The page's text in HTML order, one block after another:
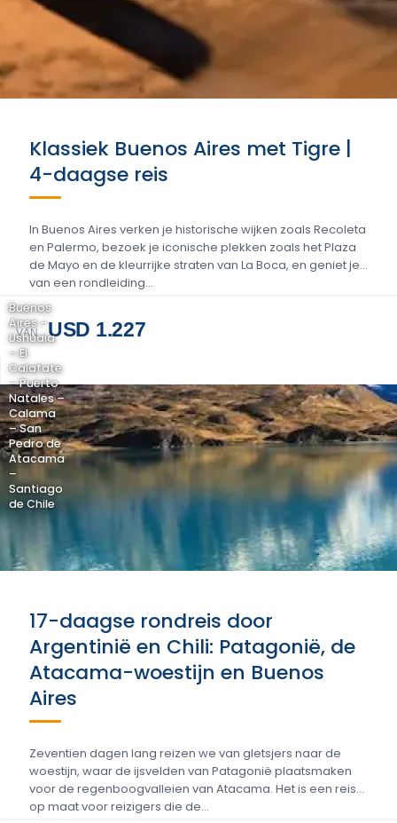
Klassiek Buenos Aires met Tigre |
4-daagse reis
In Buenos Aires verken je historische wijken zoals Recoleta
en Palermo, bezoek je iconische plekken zoals het Plaza
de Mayo en de kleurrijke straten van La Boca, en geniet je
van een rondleiding...
VAN USD 1.227
Buenos
Aires –
Ushuaia
– El
Calafate
– Puerto
Natales –
Calama
– San
Pedro de
Atacama
–
Santiago
de Chile
17-daagse rondreis door
Argentinië en Chili: Patagonië, de
Atacama-woestijn en Buenos
Aires
Zeventien dagen lang reizen we van gletsjers naar de
woestijn, waar de ijsvelden van Patagonië plaatsmaken
voor de regenboogvalleien van Atacama. Het is een reis
op maat voor reizigers die de…